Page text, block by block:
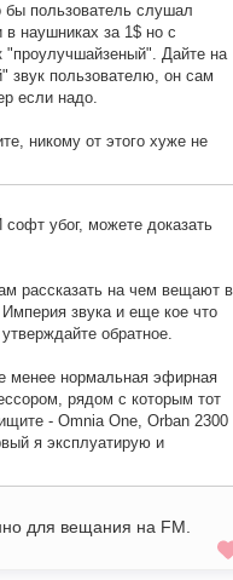
бы пользователь слушал
наушниках за 1$ но с
"проулучшайзеный". Дайте на
звук пользователю, он сам
если надо.
никому от этого хуже не
убог, можете доказать
рассказать на чем вещают в
звука и еще кое что
обратное.
менее нормальная эфирная
рядом с которым тот
- Omnia One, Orban 2300
я эксплуатирую и
для вещания на FM.